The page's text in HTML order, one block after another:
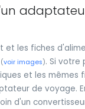
et les fiches
(voir images). Si votre
et les mêmes
de voyage.
d'un